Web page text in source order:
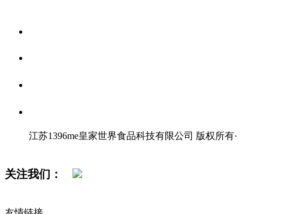
江苏1396me皇家世界食品科技有限公司 版权所有·
关注我们：